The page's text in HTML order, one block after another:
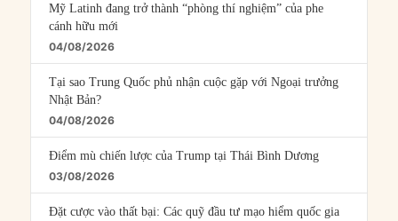
Mỹ Latinh đang trở thành “phòng thí nghiệm” của phe
cánh hữu mới
04/08/2026
Tại sao Trung Quốc phủ nhận cuộc gặp với Ngoại trưởng
Nhật Bản?
04/08/2026
Điểm mù chiến lược của Trump tại Thái Bình Dương
03/08/2026
Đặt cược vào thất bại: Các quỹ đầu tư mạo hiểm quốc gia